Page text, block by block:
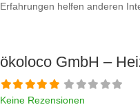
Erfahrungen helfen anderen
Sollten Sie eine kritische
ökoloco GmbH –
Keine Rezensionen